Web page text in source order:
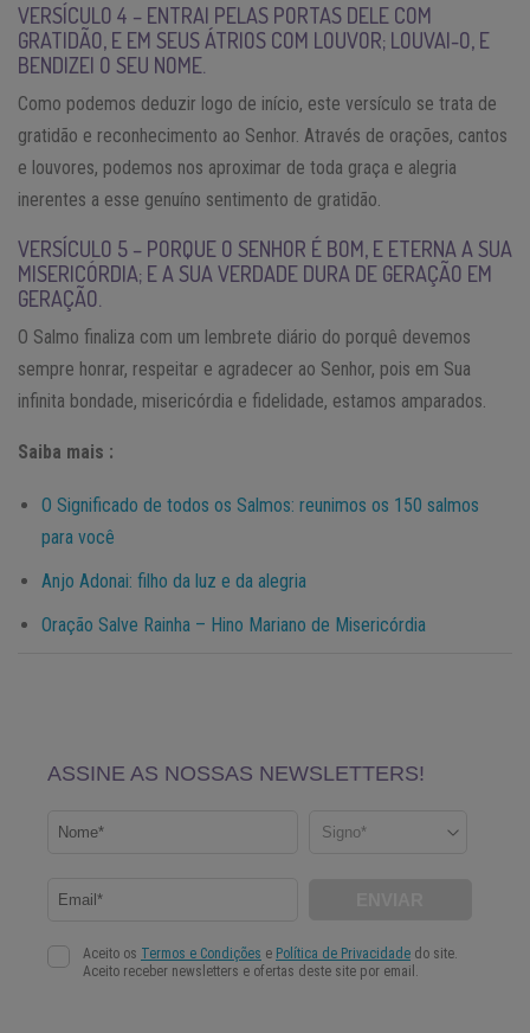
VERSÍCULO 4 – ENTRAI PELAS PORTAS DELE COM
GRATIDÃO, E EM SEUS ÁTRIOS COM LOUVOR; LOUVAI-O, E
BENDIZEI O SEU NOME.
Como podemos deduzir logo de início, este versículo se trata de
gratidão e reconhecimento ao Senhor. Através de orações, cantos
e louvores, podemos nos aproximar de toda graça e alegria
inerentes a esse genuíno sentimento de gratidão.
VERSÍCULO 5 – PORQUE O SENHOR É BOM, E ETERNA A SUA
MISERICÓRDIA; E A SUA VERDADE DURA DE GERAÇÃO EM
GERAÇÃO.
O Salmo finaliza com um lembrete diário do porquê devemos
sempre honrar, respeitar e agradecer ao Senhor, pois em Sua
infinita bondade, misericórdia e fidelidade, estamos amparados.
Saiba mais :
O Significado de todos os Salmos: reunimos os 150 salmos
para você
Anjo Adonai: filho da luz e da alegria
Oração Salve Rainha – Hino Mariano de Misericórdia